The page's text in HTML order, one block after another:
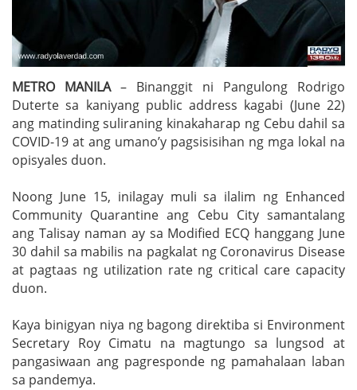
METRO MANILA– Binanggit ni Pangulong Rodrigo
Duterte sa kaniyang public address kagabi (June 22)
ang matinding suliraning kinakaharap ng Cebu dahil sa
COVID-19 at ang umano’y pagsisisihan ng mga lokal na
opisyales duon.
Noong June 15, inilagay muli sa ilalim ng Enhanced
Community Quarantine ang Cebu City samantalang
ang Talisay naman ay sa Modified ECQ hanggang June
30 dahil sa mabilis na pagkalat ng Coronavirus Disease
at pagtaas ng utilization rate ng critical care capacity
duon.
Kaya binigyan niya ng bagong direktiba si Environment
Secretary Roy Cimatu na magtungo sa lungsod at
pangasiwaan ang pagresponde ng pamahalaan laban
sa pandemya.